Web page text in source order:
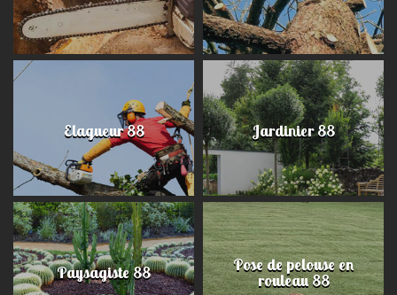
Elagueur 88 Jardinier 88
Paysagiste 88 Pose de pelouse en
rouleau 88